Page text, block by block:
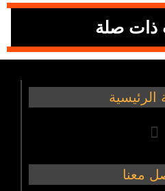
ذات صلة
الرئيسية
معنا